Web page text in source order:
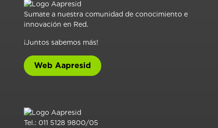
Sumate a nuestra comunidad de conocimiento e
innovación en Red.
¡Juntos sabemos más!
Web Aapresid
Tel.: 011 5128 9800/05